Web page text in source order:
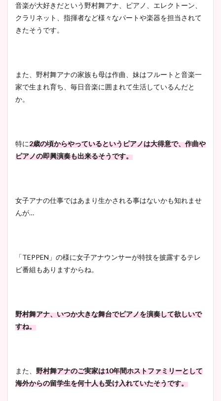
音楽が大好きだという野村舞アナ、ピアノ、エレクトーン、
クラリネット、指揮者など様々なパートや楽器を担当されて
きたそうです。
また、野村舞アナの家族も母は作曲、妹はフルートと音楽一
家で生まれ育ち、毎日音楽に囲まれて生活しているんだと
か。
特に2歳の頃からやっているというピアノは大得意で、作曲や
ピアノの即興演奏も出来るそうです。
女子アナの仕事ではあまり生かされる事はないかも知れませ
んが…
「TEPPEN」の様に女子アナウンサーが特技を披露するテレ
ビ番組もありますからね。
野村舞アナ、いつか大きな舞台でピアノを演奏して欲しいで
すね。
また、 野村舞アナのご実家は10年間ホストファミリーとして
海外からの留学生を何十人も受け入れていたそうです。